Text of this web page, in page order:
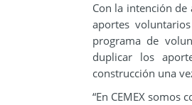
Con la intención
aportes
programa de
duplicar los
construcción una
“En CEMEX